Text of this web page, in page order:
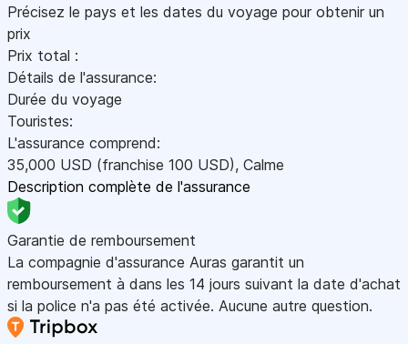
Précisez le pays et les dates du voyage pour obtenir un
prix
Prix total :
Détails de l'assurance:
Durée du voyage
Touristes:
L'assurance comprend:
35,000 USD (franchise 100 USD), Calme
Description complète de l'assurance
Garantie de remboursement
La compagnie d'assurance Auras garantit un
remboursement à dans les 14 jours suivant la date d'achat
si la police n'a pas été activée. Aucune autre question.